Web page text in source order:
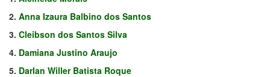
2. Anna Izaura Balbino dos Santos
3. Cleibson dos Santos Silva
4. Damiana Justino Araujo
5. Darlan Willer Batista Roque